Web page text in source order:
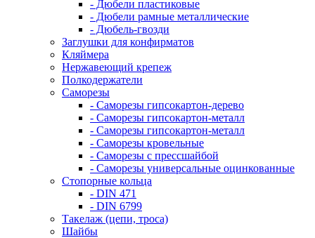
- Дюбели пластиковые
- Дюбели рамные металлические
- Дюбель-гвозди
Заглушки для конфирматов
Кляймера
Нержавеющий крепеж
Полкодержатели
Саморезы
- Саморезы гипсокартон-дерево
- Саморезы гипсокартон-металл
- Саморезы гипсокартон-металл
- Саморезы кровельные
- Саморезы с прессшайбой
- Саморезы универсальные оцинкованные
Стопорные кольца
- DIN 471
- DIN 6799
Такелаж (цепи, троса)
Шайбы